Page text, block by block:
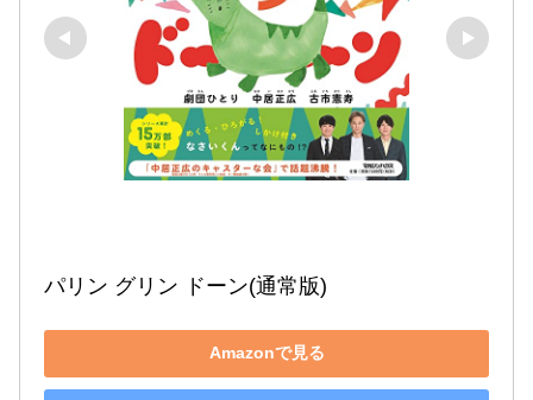
パリン グリン ドーン(通常版)
Amazonで見る